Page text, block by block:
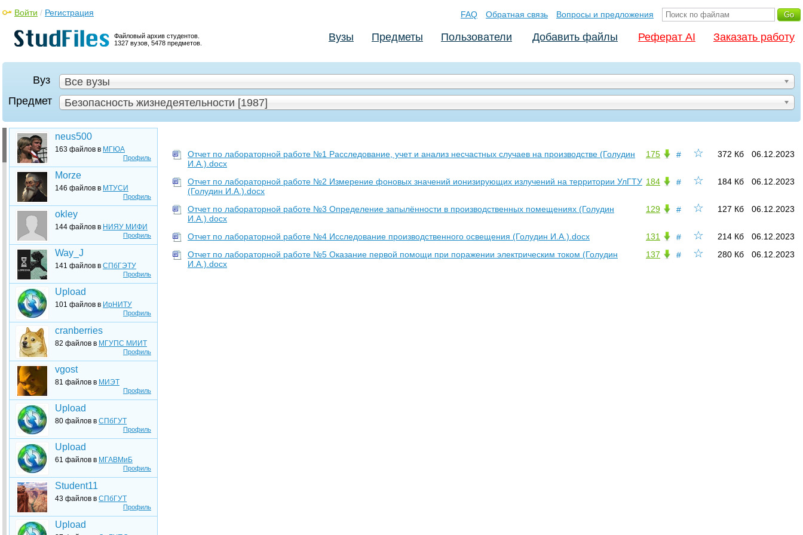
Файловый архив студентов.
1327 вузов, 5478 предметов.
Войти / Регистрация FAQ Обратная связь Вопросы и предложения
Вузы Предметы Пользователи Добавить файлы Реферат AI Заказать работу
Вуз
Все вузы
Предмет
Безопасность жизнедеятельности [1987]
Профиль
neus500
163 файлов в МГЮА
Профиль
Morze
146 файлов в МТУСИ
Профиль
okley
144 файлов в НИЯУ МИФИ
Профиль
Way_J
141 файлов в СПбГЭТУ
Профиль
Upload
101 файлов в ИрНИТУ
Профиль
cranberries
82 файлов в МГУПС МИИТ
Профиль
vgost
81 файлов в МИЭТ
Профиль
Upload
80 файлов в СПбГУТ
Профиль
Upload
61 файлов в МГАВМиБ
Профиль
Student11
43 файлов в СПбГУТ
Upload
☆
# 06.12.2023
372 Кб
175
Отчет по лабораторной работе №1 Расследование, учет и анализ несчастных случаев на производстве (Голудин
И.А.).docx
☆
# 06.12.2023
184 Кб
184
Отчет по лабораторной работе №2 Измерение фоновых значений ионизирующих излучений на территории УлГТУ
(Голудин И.А.).docx
☆
# 06.12.2023
127 Кб
129
Отчет по лабораторной работе №3 Определение запылённости в производственных помещениях (Голудин
И.А.).docx
☆
# 06.12.2023
214 Кб
131
Отчет по лабораторной работе №4 Исследование производственного освещения (Голудин И.А.).docx
☆
# 06.12.2023
280 Кб
137
Отчет по лабораторной работе №5 Оказание первой помощи при поражении электрическим током (Голудин
И.А.).docx